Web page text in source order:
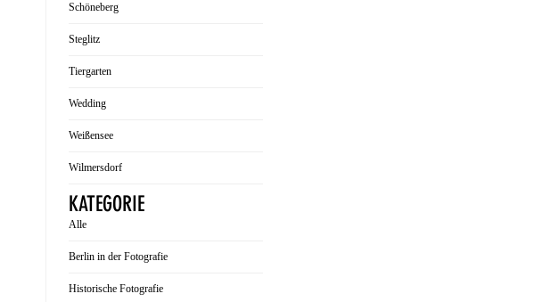
Schöneberg
Steglitz
Tiergarten
Wedding
Weißensee
Wilmersdorf
KATEGORIE
Alle
Berlin in der Fotografie
Historische Fotografie